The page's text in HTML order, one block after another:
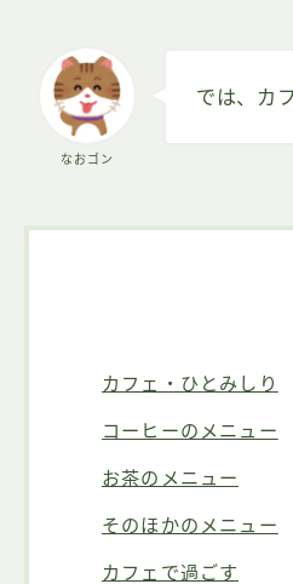
なおゴン
では、カ
カフェ・ひとみしり
コーヒーのメニュー
お茶のメニュー
そのほかのメニュー
カフェで過ごす